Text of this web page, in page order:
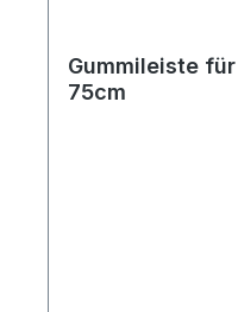
Gummileiste
75cm